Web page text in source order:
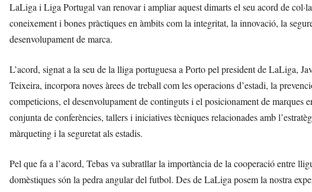
LaLiga i Liga Portugal van renovar i ampliar aquest dimarts el seu acord de
coneixement i bones pràctiques en àmbits com la integritat, la innovació, la
desenvolupament de marca.
L’acord, signat a la seu de la lliga portuguesa a Porto pel president de LaLiga,
Teixeira, incorpora noves àrees de treball com les operacions d’estadi, la
competicions, el desenvolupament de continguts i el posicionament de marques
conjunta de conferències, tallers i iniciatives tècniques relacionades amb
màrqueting i la seguretat als estadis.
Pel que fa a l’acord, Tebas va subratllar la importància de la cooperació entre
domèstiques són la pedra angular del futbol. Des de LaLiga posem la nostra